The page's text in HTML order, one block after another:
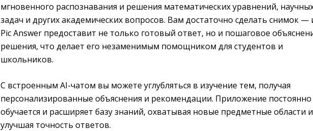
мгновенного распознавания и решения математических уравнений,
задач и других академических вопросов. Вам достаточно сделать снимок —
Pic Answer предоставит не только готовый ответ, но и пошаговое
решения, что делает его незаменимым помощником для студентов и
школьников.
С встроенным AI-чатом вы можете углубляться в изучение тем, получая
персонализированные объяснения и рекомендации. Приложение постоянно
обучается и расширяет базу знаний, охватывая новые предметные области и
улучшая точность ответов.